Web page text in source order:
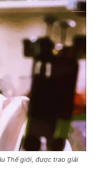
Thế giới, được trao giải